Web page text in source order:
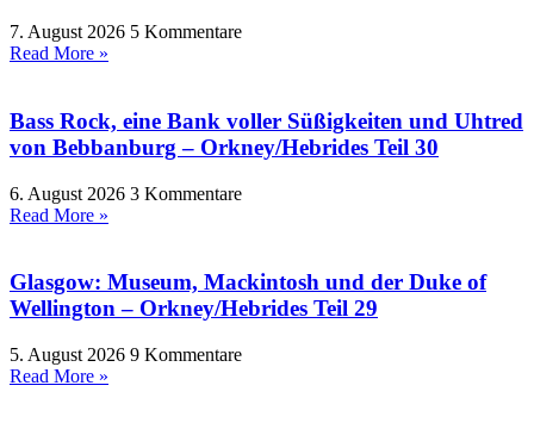
7. August 2026 5 Kommentare
Read More »
Bass Rock, eine Bank voller Süßigkeiten und Uhtred
von Bebbanburg – Orkney/Hebrides Teil 30
6. August 2026 3 Kommentare
Read More »
Glasgow: Museum, Mackintosh und der Duke of
Wellington – Orkney/Hebrides Teil 29
5. August 2026 9 Kommentare
Read More »